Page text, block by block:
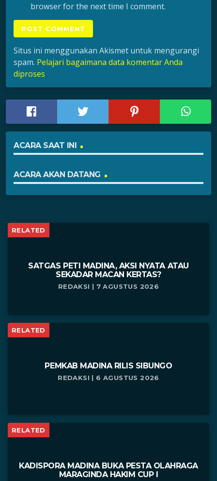
browser for the next time I comment.
Situs ini menggunakan Akismet untuk mengurangi
spam. Pelajari bagaimana data komentar Anda
diproses
ACARA SAAT INI
ACARA AKAN DATANG
RELATED
SATGAS PETI MADINA, AKSI NYATA ATAU
SEKADAR MACAN KERTAS?
REDAKSI | 7 AGUSTUS 2026
RELATED
PEMKAB MADINA RILIS SIBUNGO
REDAKSI | 6 AGUSTUS 2026
RELATED
KADISPORA MADINA BUKA PESTA OLAHRAGA
MARAGINDA HAKIM CUP I